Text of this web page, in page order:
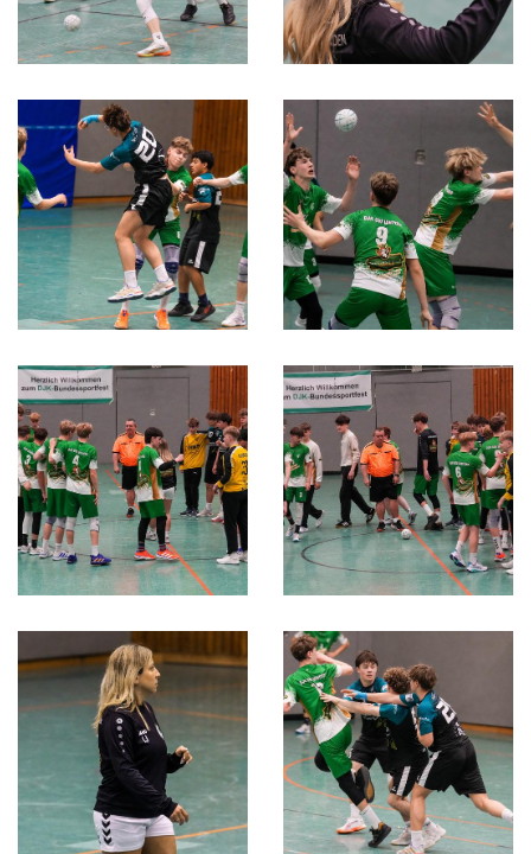
Gottesdienst
Badminton
Basketball
Beachvolleyball
Boule
Darts
Gymnastik-Tanz
Handball
Leichtathletik
Rhönradturnen
Schwimmen
Sportschießen
Tischtennis
Turnen
Volleyball
Videos